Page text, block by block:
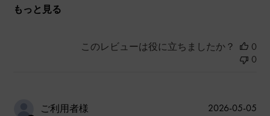
もっと見る
このレビューは役に立ちましたか？
0
0
ご利用者様
公
2026-05-05